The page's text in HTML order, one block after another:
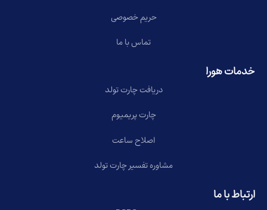
حریم خصوصی
تماس با ما
خدمات هورا
دریافت چارت تولد
چارت پریمیوم
اصلاح ساعت
مشاوره تفسیر چارت تولد
ارتباط با ما